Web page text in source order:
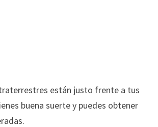
están justo frente a tus
buena suerte y puedes obtener